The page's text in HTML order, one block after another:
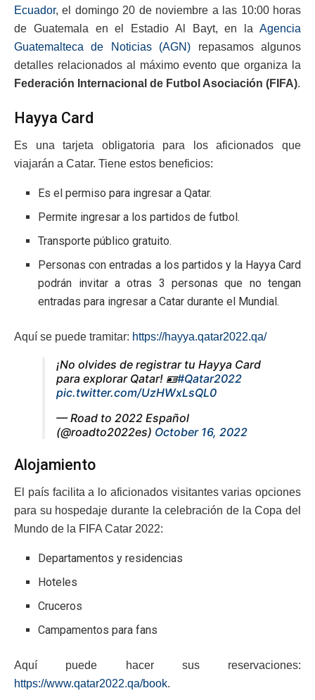
Ecuador, el domingo 20 de noviembre a las 10:00 horas
de Guatemala en el Estadio Al Bayt, en la Agencia
Guatemalteca de Noticias (AGN) repasamos algunos
detalles relacionados al máximo evento que organiza la
Federación Internacional de Futbol Asociación​ ​(FIFA).
Hayya Card
Es una tarjeta obligatoria para los aficionados que
viajarán a Catar. Tiene estos beneficios:
Es el permiso para ingresar a Qatar.
Permite ingresar a los partidos de futbol.
Transporte público gratuito.
Personas con entradas a los partidos y la Hayya Card
podrán invitar a otras 3 personas que no tengan
entradas para ingresar a Catar durante el Mundial.
Aquí se puede tramitar: https://hayya.qatar2022.qa/
¡No olvides de registrar tu Hayya Card
para explorar Qatar! 🪪#Qatar2022
pic.twitter.com/UzHWxLsQL0
— Road to 2022 Español
(@roadto2022es) October 16, 2022
Alojamiento
El país facilita a lo aficionados visitantes varias opciones
para su hospedaje durante la celebración de la Copa del
Mundo de la FIFA Catar 2022:
Departamentos y residencias
Hoteles
Cruceros
Campamentos para fans
Aquí puede hacer sus reservaciones:
https://www.qatar2022.qa/book.